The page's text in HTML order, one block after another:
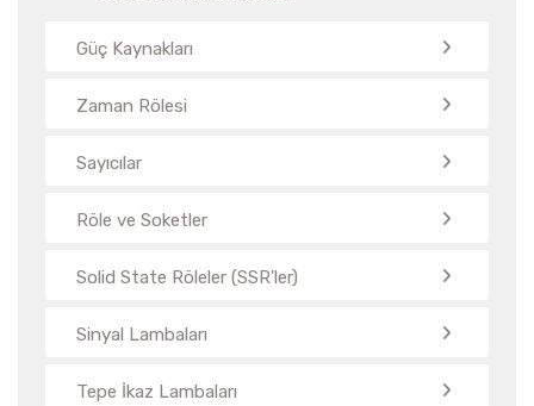
Güç Kaynakları
Zaman Rölesi
Sayıcılar
Röle ve Soketler
Solid State Röleler (SSR'ler)
Sinyal Lambaları
Tepe İkaz Lambaları